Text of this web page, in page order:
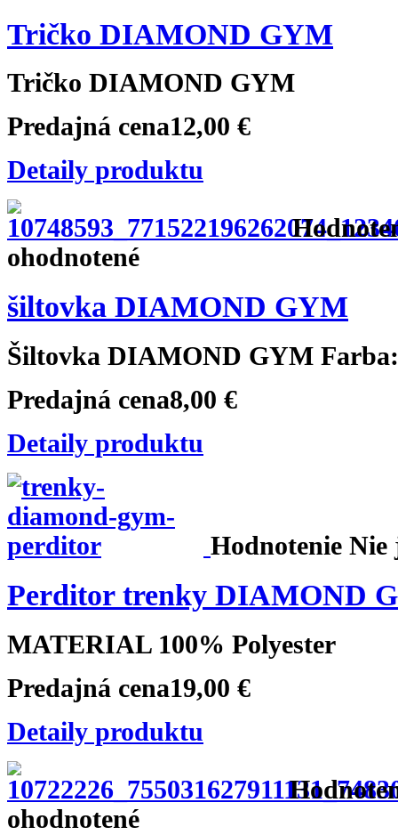
Tričko DIAMOND GYM
Tričko DIAMOND GYM
Predajná cena12,00 €
Detaily produktu
ohodnotené
šiltovka DIAMOND GYM
Šiltovka DIAMOND GYM
Predajná cena8,00 €
Detaily produktu
Hodnotenie Nie
Perditor trenky DIAMOND
MATERIAL 100% Polyester
Predajná cena19,00 €
Detaily produktu
ohodnotené